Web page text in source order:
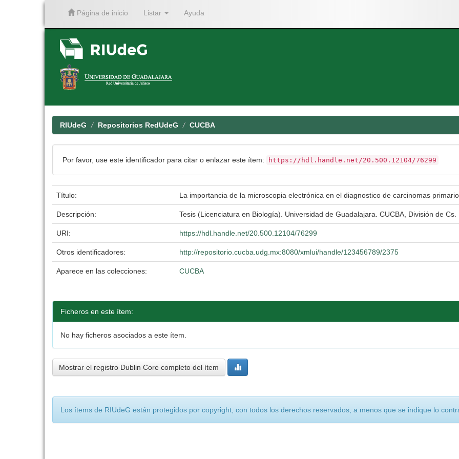
Página de inicio Listar Ayuda
RIUdeG Repositorios RedUdeG CUCBA
Por favor, use este identificador para citar o enlazar este ítem: https://hdl.handle.net/20.500.12104/76299
Título: La importancia de la microscopia electrónica en el diagnostico de carcinomas
Descripción: Tesis (Licenciatura en Biología). Universidad de Guadalajara. CUCBA, División de
URI: https://hdl.handle.net/20.500.12104/76299
Otros identificadores: http://repositorio.cucba.udg.mx:8080/xmlui/handle/123456789/2375
Aparece en las colecciones: CUCBA
Ficheros en este ítem:
No hay ficheros asociados a este ítem.
Mostrar el registro Dublin Core completo del ítem
Los ítems de RIUdeG están protegidos por copyright, con todos los derechos reservados, a menos que se indique lo